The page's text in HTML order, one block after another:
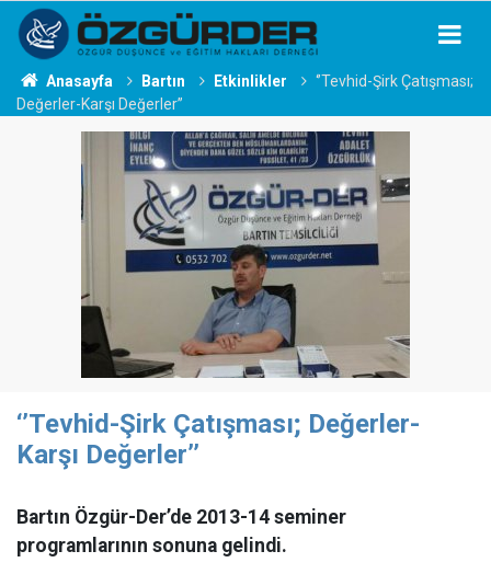
Anasayfa Bartın Etkinlikler
‘’Tevhid-Şirk Çatışması;
Değerler-Karşı Değerler’’
‘’Tevhid-Şirk Çatışması; Değerler-
Karşı Değerler’’
Bartın Özgür-Der’de 2013-14 seminer
programlarının sonuna gelindi.